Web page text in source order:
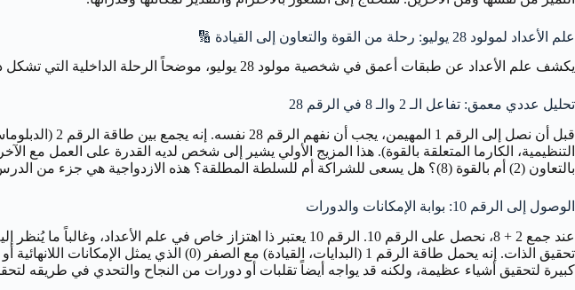
علم الأعداد لمولود 28 يوليو: رحلة من القوة والتعاون إلى القيادة 🔢
يكشف علم الأعداد عن طبقات أعمق في شخصية مولود 28 يوليو، موضحاً الرحلة الداخلية التي تشكل دافعه الأساسي نحو القيادة والاستقلال. المفتاح هنا هو الرقم 28، الذي يختزل إلى 1.
تحليل عددي معمق: تفاعل الـ 2 والـ 8 في الرقم 28
بالتعاون (2) أم بالقوة (8)؟ هل يسعى للشراكة أم للسلطة المطلقة؟ هذه الازدواجية هي جزء من الدرس الذي يحمله الرقم 28.
الوصول إلى الرقم 10: بوابة الإمكانات والدورات
عند جمع 2 + 8، نحصل على الرقم 10. الرقم 10 يعتبر ذا اهتزاز خاص في
كبيرة لتحقيق أشياء عظيمة، ولكنه قد يواجه أيضاً تقلبات أو دورات من النجاح والتحدي في طريقه